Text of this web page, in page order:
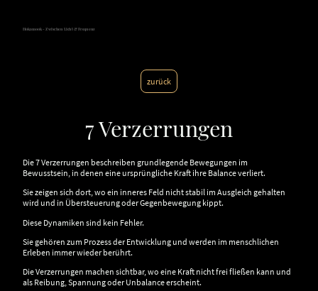
Hokamook - Zwischen Licht & Frequenz
zurück
7 Verzerrungen
Die 7 Verzerrungen beschreiben grundlegende Bewegungen im
Bewusstsein, in denen eine ursprüngliche Kraft ihre Balance verliert.
Sie zeigen sich dort, wo ein inneres Feld nicht stabil im Ausgleich gehalten
wird und in Übersteuerung oder Gegenbewegung kippt.
Diese Dynamiken sind kein Fehler.
Sie gehören zum Prozess der Entwicklung und werden im menschlichen
Erleben immer wieder berührt.
Die Verzerrungen machen sichtbar, wo eine Kraft nicht frei fließen kann und
als Reibung, Spannung oder Unbalance erscheint.